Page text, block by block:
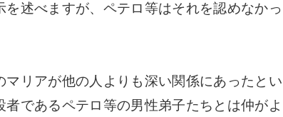
述べますが、ペテロ等はそれを認めなかっ
リアが他の人よりも深い関係にあったとい
であるペテロ等の男性弟子たちとは仲がよ